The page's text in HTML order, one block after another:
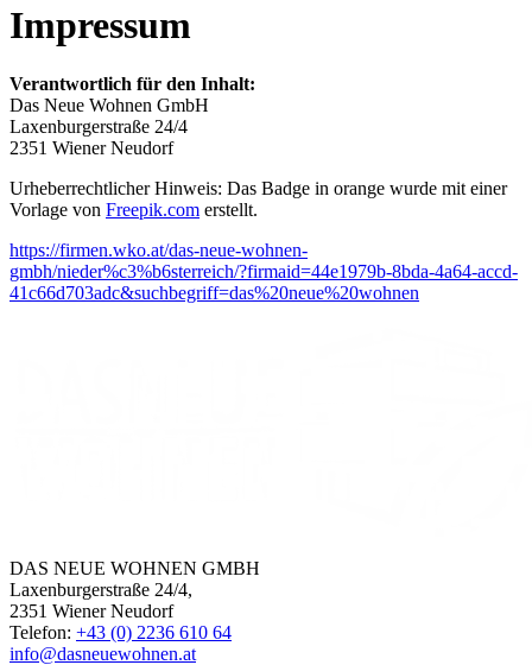
Impressum
Verantwortlich für den Inhalt:
Das Neue Wohnen GmbH
Laxenburgerstraße 24/4
2351 Wiener Neudorf
Urheberrechtlicher Hinweis: Das Badge in orange wurde mit einer
Vorlage von Freepik.com erstellt.
https://firmen.wko.at/das-neue-wohnen-
gmbh/nieder%c3%b6sterreich/?firmaid=44e1979b-8bda-4a64-accd-
41c66d703adc&suchbegriff=das%20neue%20wohnen
DAS NEUE WOHNEN GMBH
Laxenburgerstraße 24/4,
2351 Wiener Neudorf
Telefon: +43 (0) 2236 610 64
info@dasneuewohnen.at